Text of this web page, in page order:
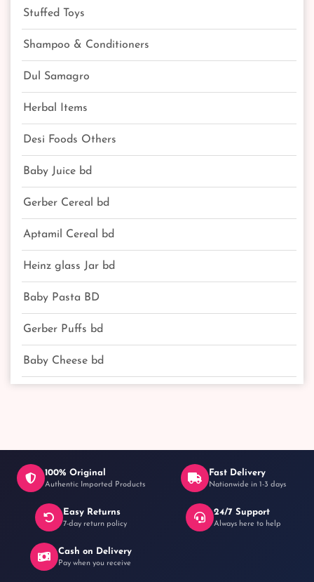
Stuffed Toys
Shampoo & Conditioners
Dul Samagro
Herbal Items
Desi Foods Others
Baby Juice bd
Gerber Cereal bd
Aptamil Cereal bd
Heinz glass Jar bd
Baby Pasta BD
Gerber Puffs bd
Baby Cheese bd
100% Original
Authentic Imported Products
Fast Delivery
Nationwide in 1-3 days
Easy Returns
7-day return policy
24/7 Support
Always here to help
Cash on Delivery
Pay when you receive